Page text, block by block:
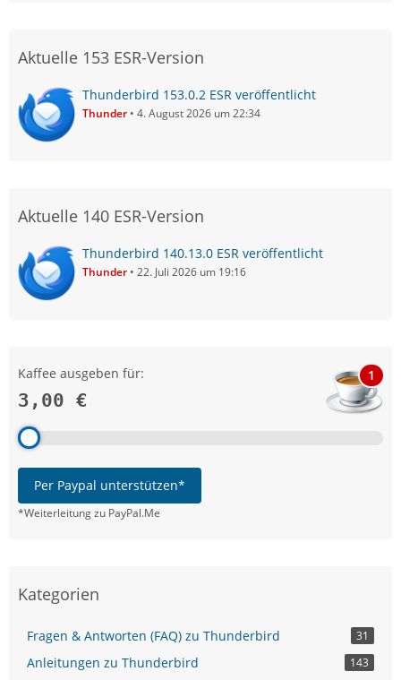
Aktuelle 153 ESR-Version
Thunderbird 153.0.2 ESR veröffentlicht
Thunder 4. August 2026 um 22:34
Aktuelle 140 ESR-Version
Thunderbird 140.13.0 ESR veröffentlicht
Thunder 22. Juli 2026 um 19:16
Kaffee ausgeben für:
3,00 €
1
Per Paypal unterstützen*
*Weiterleitung zu PayPal.Me
Kategorien
Fragen & Antworten (FAQ) zu Thunderbird 31
Anleitungen zu Thunderbird 143